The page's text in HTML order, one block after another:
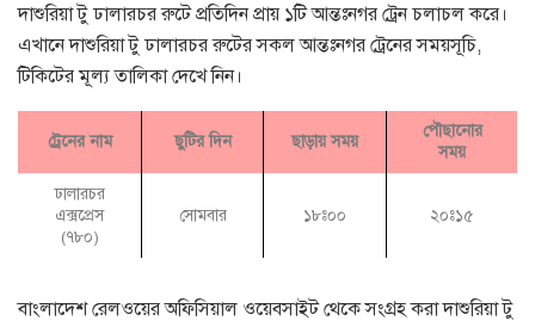
দাশুরিয়া টু ঢালারচর রুটে প্রতিদিন প্রায় ১টি আন্তঃনগর ট্রেন চলাচল করে।
এখানে দাশুরিয়া টু ঢালারচর রুটের সকল আন্তঃনগর ট্রেনের সময়সূচি,
টিকিটের মূল্য তালিকা দেখে নিন।
ট্রেনের নাম ছুটির দিন ছাড়ায় সময়
পৌছানোর
সময়
ঢালারচর
এক্সপ্রেস
(৭৮০)
সোমবার ১৮ঃ০০ ২০ঃ১৫
বাংলাদেশ রেলওয়ের অফিসিয়াল ওয়েবসাইট থেকে সংগ্রহ করা দাশুরিয়া টু